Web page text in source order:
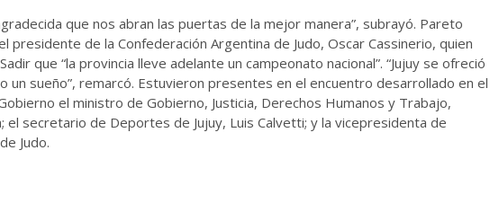
que nos abran las puertas de la mejor manera”, subrayó. Pareto
presidente de la Confederación Argentina de Judo, Oscar Cassinerio, quien
que “la provincia lleve adelante un campeonato nacional”. “Jujuy se ofreció
un sueño”, remarcó. Estuvieron presentes en el encuentro desarrollado en el
el ministro de Gobierno, Justicia, Derechos Humanos y Trabajo,
el secretario de Deportes de Jujuy, Luis Calvetti; y la vicepresidenta de
Judo.